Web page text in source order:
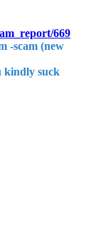
669
-scam (new
kindly suck